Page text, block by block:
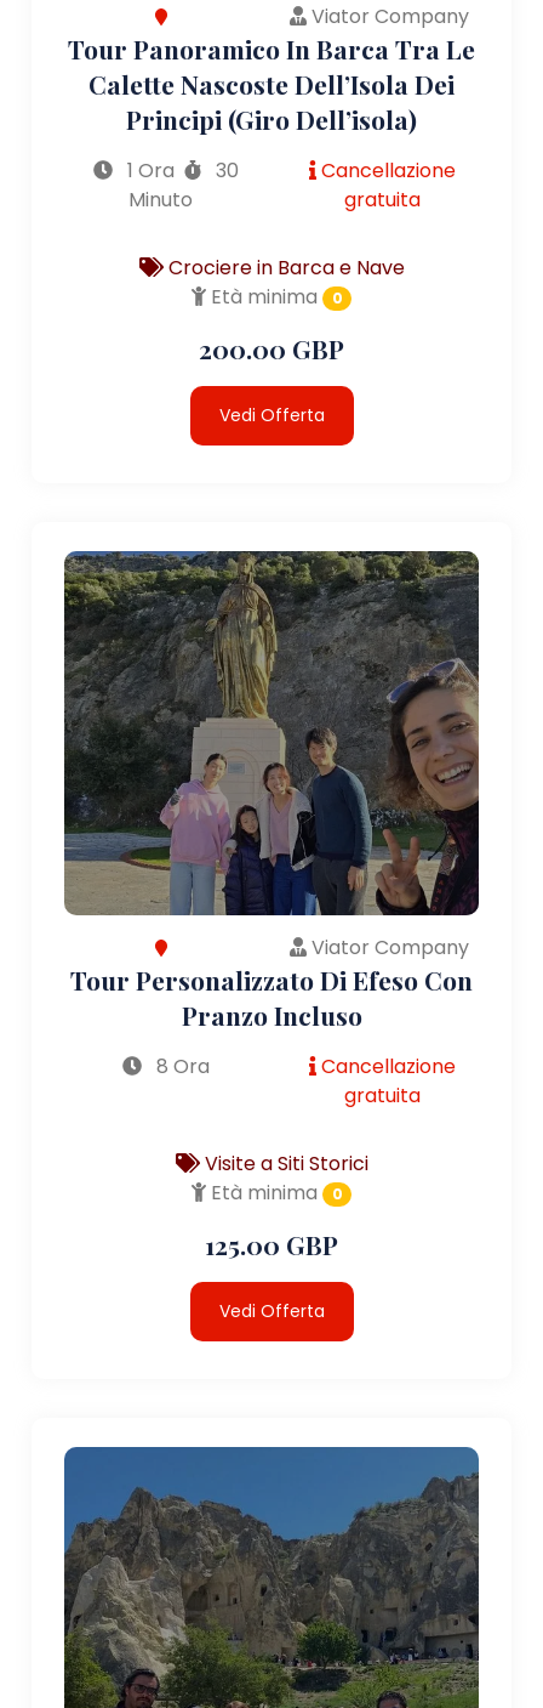
Viator Company
Tour Panoramico In Barca Tra Le
Calette Nascoste Dell’Isola Dei
Principi (giro Dell’isola)
1 Ora
30
Minuto
Cancellazione
gratuita
Crociere in Barca e Nave
Età minima
0
200.00 GBP
Vedi Offerta
Viator Company
Tour Personalizzato Di Efeso Con
Pranzo Incluso
8 Ora
Cancellazione
gratuita
Visite a Siti Storici
Età minima
0
125.00 GBP
Vedi Offerta